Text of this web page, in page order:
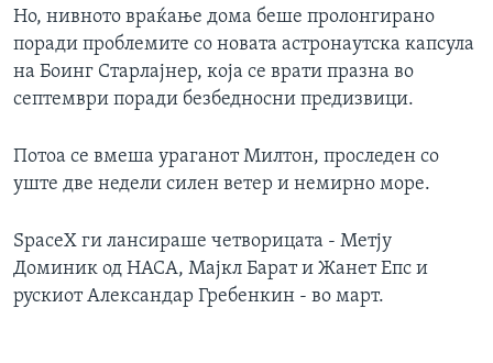
Но, нивното враќање дома беше пролонгирано
поради проблемите со новата астронаутска капсула
на Боинг Старлајнер, која се врати празна во
септември поради безбедносни предизвици.
Потоа се вмеша ураганот Милтон, проследен со
уште две недели силен ветер и немирно море.
SpaceX ги лансираше четворицата - Метју
Доминик од НАСА, Мајкл Барат и Жанет Епс и
рускиот Александар Гребенкин - во март.